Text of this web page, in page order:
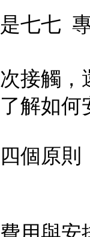
七七
接觸
解如
個原則